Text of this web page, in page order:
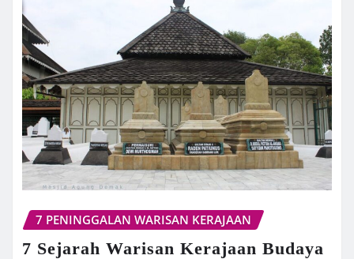
7 PENINGGALAN WARISAN KERAJAAN
7 Sejarah Warisan Kerajaan Budaya